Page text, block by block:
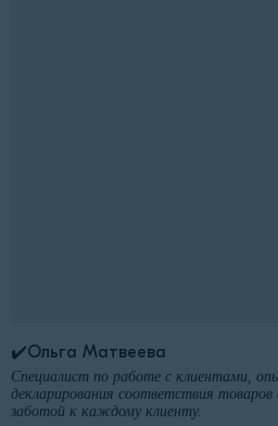
✔️Ольга Матвеева
Специалист по работе с клиентами,
декларирования соответствия
заботой к каждому клиенту.